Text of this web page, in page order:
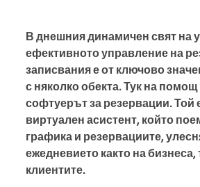
В днешния динамичен свят на
ефективното управление на
записвания е от ключово
с няколко обекта. Тук на
софтуерът за резервации. Той
виртуален асистент, който
графика и резервациите,
ежедневието както на бизнеса,
клиентите.